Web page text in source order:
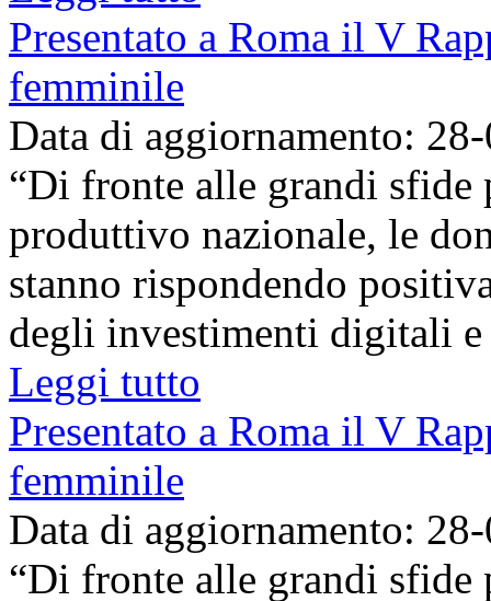
Presentato a Roma il V
femminile
Data di aggiornamento:
“Di fronte alle grandi sfide
produttivo nazionale, le
stanno rispondendo
degli investimenti digitali
Leggi tutto
Presentato a Roma il V
femminile
Data di aggiornamento:
“Di fronte alle grandi sfide